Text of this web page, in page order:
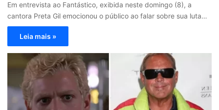
Em entrevista ao Fantástico, exibida neste domingo (8), a
cantora Preta Gil emocionou o público ao falar sobre sua luta…
Leia mais »